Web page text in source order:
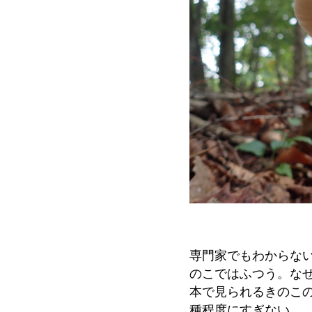
専門家でもわからな
のこではふつう。な
本で見られるきのこ